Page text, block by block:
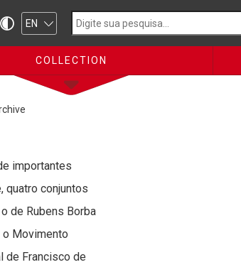
COLLECTION
importantes
quatro conjuntos
de Rubens Borba
Movimento
de Francisco de